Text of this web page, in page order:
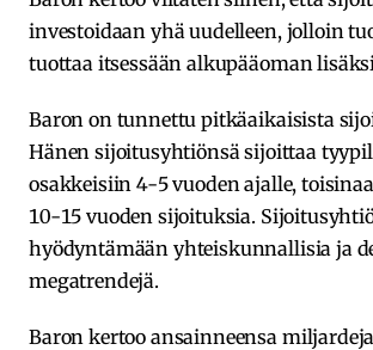
investoidaan yhä uudelleen, jolloin
tuottaa itsessään alkupääoman
Baron on tunnettu pitkäaikaisista
Hänen sijoitusyhtiönsä sijoittaa
osakkeisiin 4-5 vuoden ajalle,
10-15 vuoden sijoituksia.
hyödyntämään yhteiskunnallisia ja
megatrendejä.
Baron kertoo ansainneensa